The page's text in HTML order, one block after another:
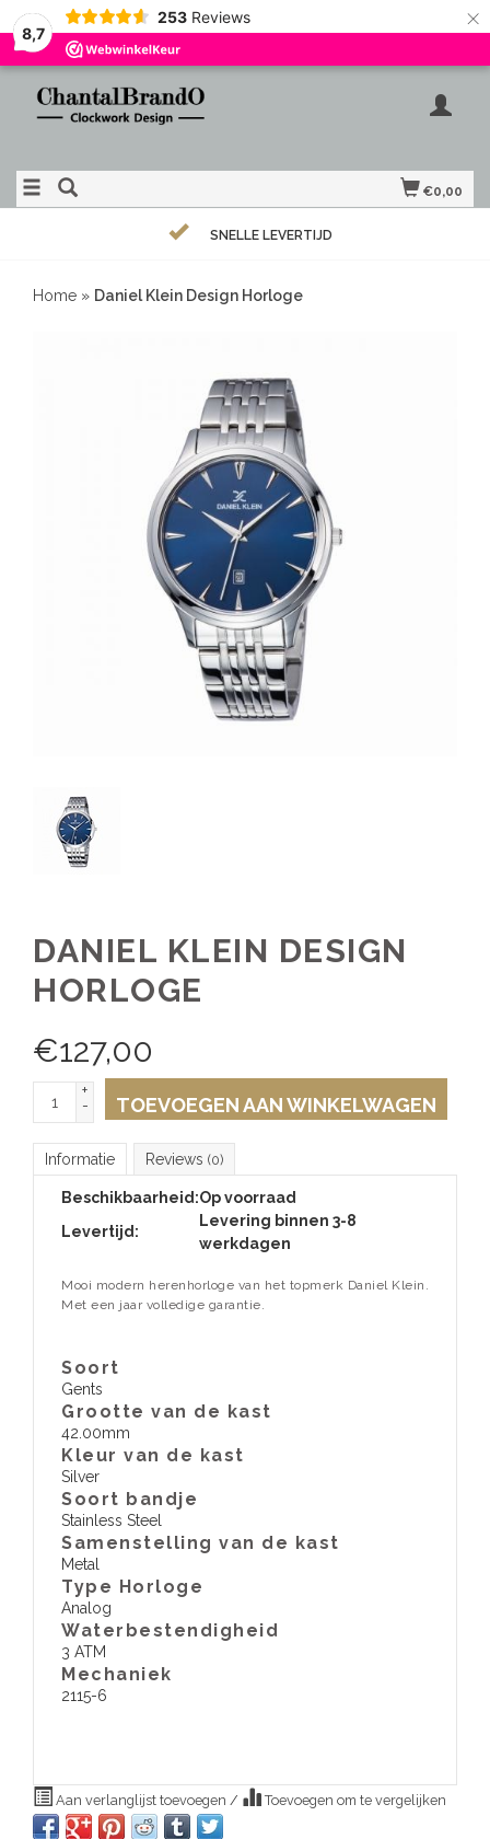
8,7
253 Reviews ×
€0,00
SNELLE LEVERTIJD
Home » Daniel Klein Design Horloge
DANIEL KLEIN DESIGN
HORLOGE
€127,00
+
-
TOEVOEGEN AAN WINKELWAGEN
Informatie Reviews (0)
Beschikbaarheid:Op voorraad
Levertijd:
Levering binnen 3-8
werkdagen
Mooi modern herenhorloge van het topmerk Daniel Klein.
Met een jaar volledige garantie.
Soort
Gents
Grootte van de kast
42.00mm
Kleur van de kast
Silver
Soort bandje
Stainless Steel
Samenstelling van de kast
Metal
Type Horloge
Analog
Waterbestendigheid
3 ATM
​Mechaniek
2115-6
Aan verlanglijst toevoegen / Toevoegen om te vergelijken